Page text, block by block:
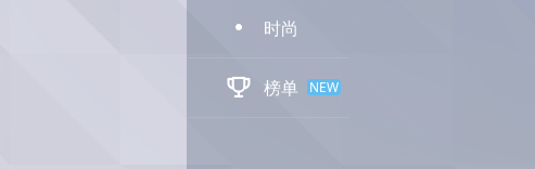
D 时尚
 榜单 NEW